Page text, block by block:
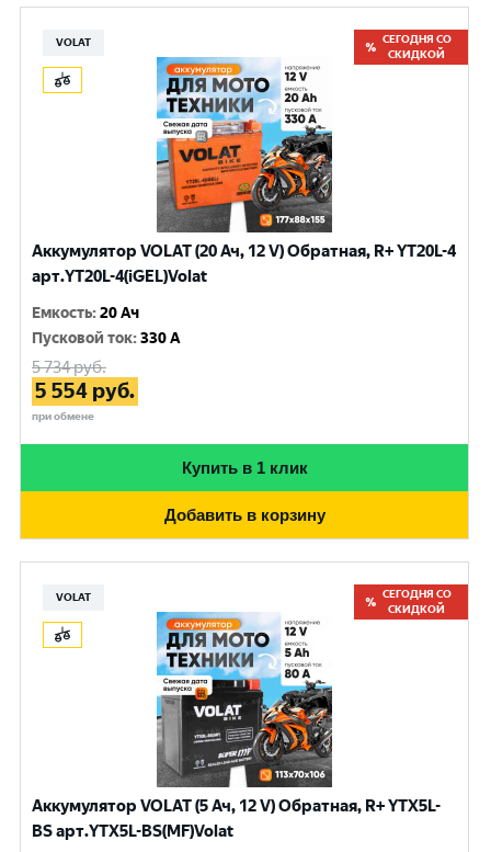
VOLAT
СЕГОДНЯ СО
СКИДКОЙ
Аккумулятор VOLAT (20 Ач, 12 V) Обратная, R+ YT20L-4
арт.YT20L-4(iGEL)Volat
Емкость:20 Ач
Пусковой ток:330 A
5 734руб.
5 554 руб.
при обмене
Купить в 1 клик
Добавить в корзину
VOLAT
СЕГОДНЯ СО
СКИДКОЙ
Аккумулятор VOLAT (5 Ач, 12 V) Обратная, R+ YTX5L-
BS арт.YTX5L-BS(MF)Volat